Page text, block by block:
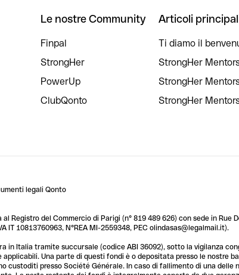
Le nostre Community
Finpal
StrongHer
PowerUp
ClubQonto
Articoli
Ti diamo il
StrongHer
StrongHer
StrongHer
legali Qonto
del Commercio di Parigi (n° 819 489 626) con sede in Rue
IT 10813760963, N°REA MI-2559348, PEC olindasas@legalmail.it).
in Italia tramite succursale (codice ABI 36092), sotto la vigilanza
Una parte di questi fondi è o depositata presso le nostre
presso Société Générale. In caso di fallimento di una